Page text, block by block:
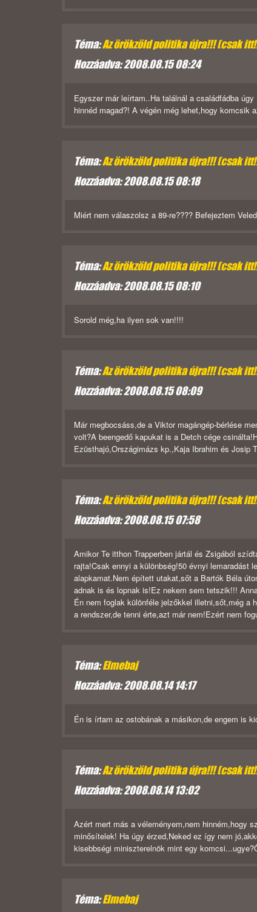
Téma:Az örökzöld politika újra!!! (csak
Hozzáadva: 2008.08.15 08:24
Egyszer már leírtam..Ha találnál a családfádba
hinnéd magad?! A végén még lehet,hogy
Téma:Az örökzöld politika újra!!! (csak
Hozzáadva: 2008.08.15 08:18
Miért nem válaszolsz a 89-re???? Befejeztem
Téma:Az örökzöld politika újra!!! (csak
Hozzáadva: 2008.08.15 08:10
Sorold még,ha ilyen sok van!!!!
Téma:Az örökzöld politika újra!!! (csak
Hozzáadva: 2008.08.15 08:09
Már megbocsáss,de a Viktor magángép-bérlése
volt?A beengedő kapukat is a Detch cége
Ezüsthajó,Országimázs kp.,Kaja Ibrahim és Josip
Téma:Az örökzöld politika újra!!! (csak
Hozzáadva: 2008.08.15 07:58
Amikor Te itthon Trapperben jártál és Zsigából
rajta!Csak ennyi a különbség!50 évnyi lemaradást
alapkamat.Nem épített utakat,sőt a Bartók Béla
adnak is és lopnak is!Ez nekem sem tetszik!!!
Én nem foglak különféle jelzőkkel illetni,sőt,még a
a rendszer,de tenni érte,azt már nem!Ezért nem
Téma:Elmebaj
Hozzáadva: 2008.08.14 14:17
Én is írtam az ostobának a másikon,de engem is
Téma:Az örökzöld politika újra!!! (csak
Hozzáadva: 2008.08.14 13:02
Azért mert más a véleményem,nem hinném,hogy
minősítelek! Ha úgy érzed,Neked ez így nem
kisebbségi miniszterelnök mint egy
Téma:Elmebaj